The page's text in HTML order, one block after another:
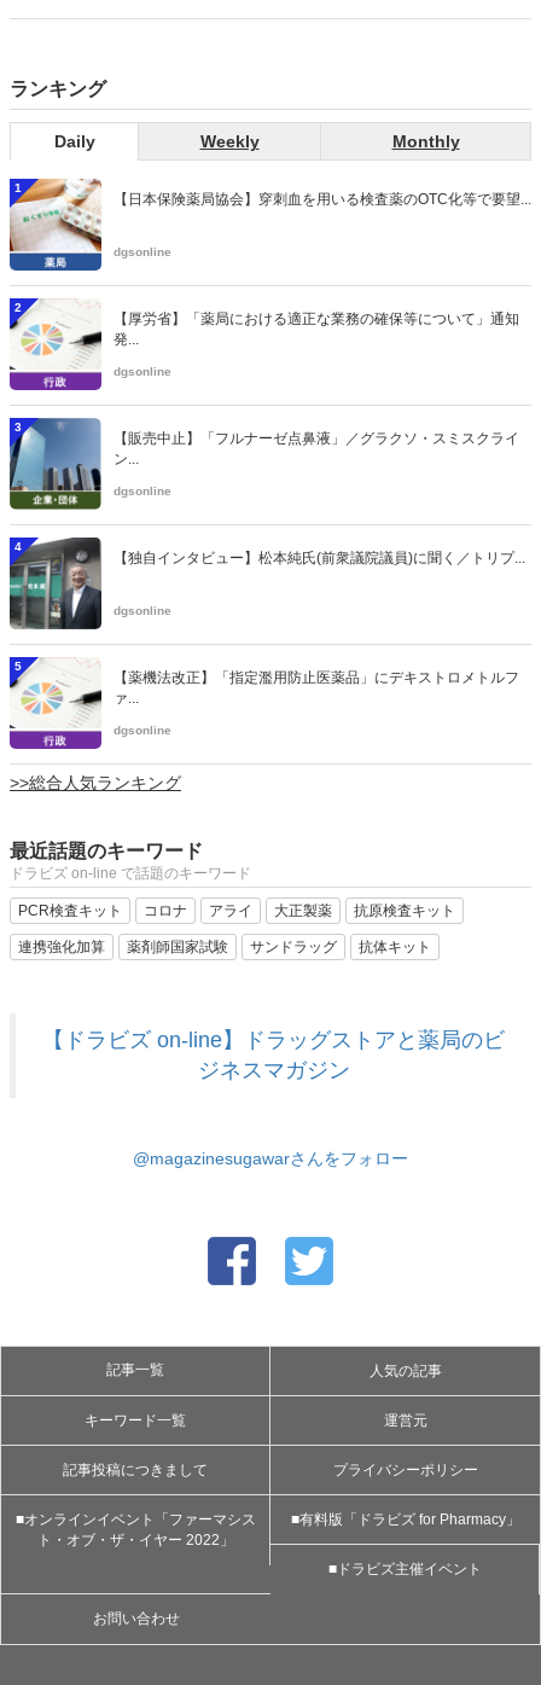
ランキング
Daily Weekly Monthly
1
【日本保険薬局協会】穿刺血を用いる検査薬のOTC化等で要望...
dgsonline
2
【厚労省】「薬局における適正な業務の確保等について」通知
発...
dgsonline
3
【販売中止】「フルナーゼ点鼻液」／グラクソ・スミスクライ
ン...
dgsonline
4
【独自インタビュー】松本純氏(前衆議院議員)に聞く／トリプ...
dgsonline
5
【薬機法改正】「指定濫用防止医薬品」にデキストロメトルフ
ァ...
dgsonline
>>総合人気ランキング
最近話題のキーワード
ドラビズ on-line で話題のキーワード
PCR検査キット コロナ アライ 大正製薬 抗原検査キット
連携強化加算 薬剤師国家試験 サンドラッグ 抗体キット
【ドラビズ on-line】ドラッグストアと薬局のビ
ジネスマガジン
@magazinesugawarさんをフォロー
記事一覧 人気の記事
キーワード一覧 運営元
記事投稿につきまして プライバシーポリシー
■オンラインイベント「ファーマシス
ト・オブ・ザ・イヤー 2022」
■有料版「ドラビズ for Pharmacy」
■ドラビズ主催イベント
お問い合わせ